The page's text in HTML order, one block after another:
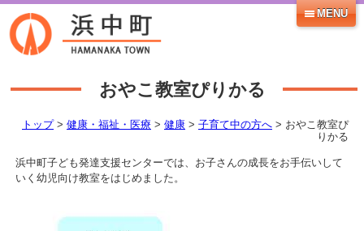
MENU
おやこ教室ぴりかる
トップ> 健康・福祉・医療 > 健康 > 子育て中の方へ > おやこ教室ぴ
りかる
浜中町子ども発達支援センターでは、お子さんの成長をお手伝いして
いく幼児向け教室をはじめました。